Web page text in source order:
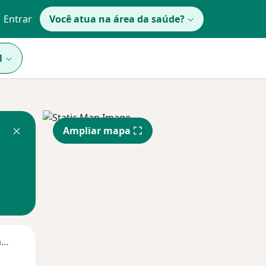
Entrar Você atua na área da saúde?
Segunda-feira
Ampliar mapa